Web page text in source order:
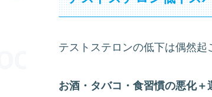
テストステロンの低下は偶然起
お酒・タバコ・食習慣の悪化＋